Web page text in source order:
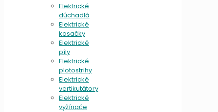
Elektrické
dúchadlá
Elektrické
kosačky
Elektrické
píly
Elektrické
plotostrihy
Elektrické
vertikutátory
Elektrické
vyžínače